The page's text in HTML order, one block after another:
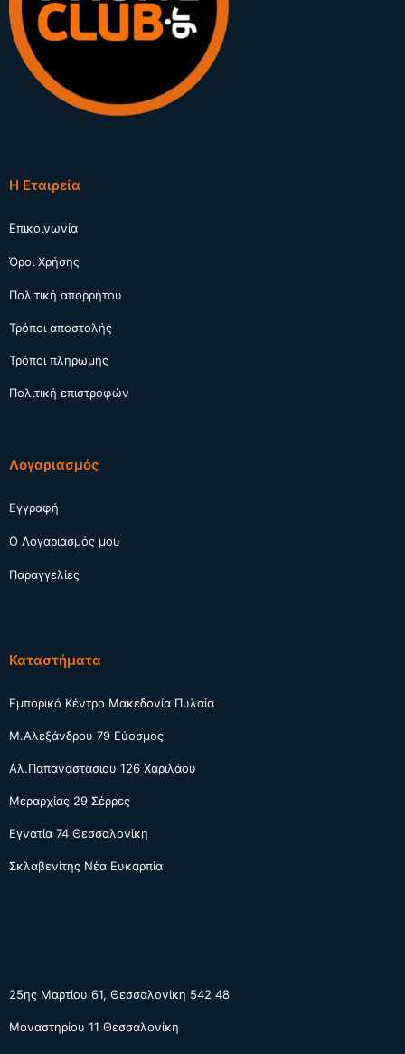
Η Εταιρεία
Επικοινωνία
Όροι Χρήσης
Πολιτική απορρήτου
Τρόποι αποστολής
Τρόποι πληρωμής
Πολιτική επιστροφών
Λογαριασμός
Εγγραφή
Ο Λογαριασμός μου
Παραγγελίες
Καταστήματα
Εμπορικό Κέντρο Μακεδονία Πυλαία
Μ.Αλεξάνδρου 79 Εύοσμος
Αλ.Παπαναστασιου 126 Χαριλάου
Μεραρχίας 29 Σέρρες
Εγνατία 74 Θεσσαλονίκη
Σκλαβενίτης Νέα Ευκαρπία
25ης Μαρτίου 61, Θεσσαλονίκη 542 48
Μοναστηρίου 11 Θεσσαλονίκη